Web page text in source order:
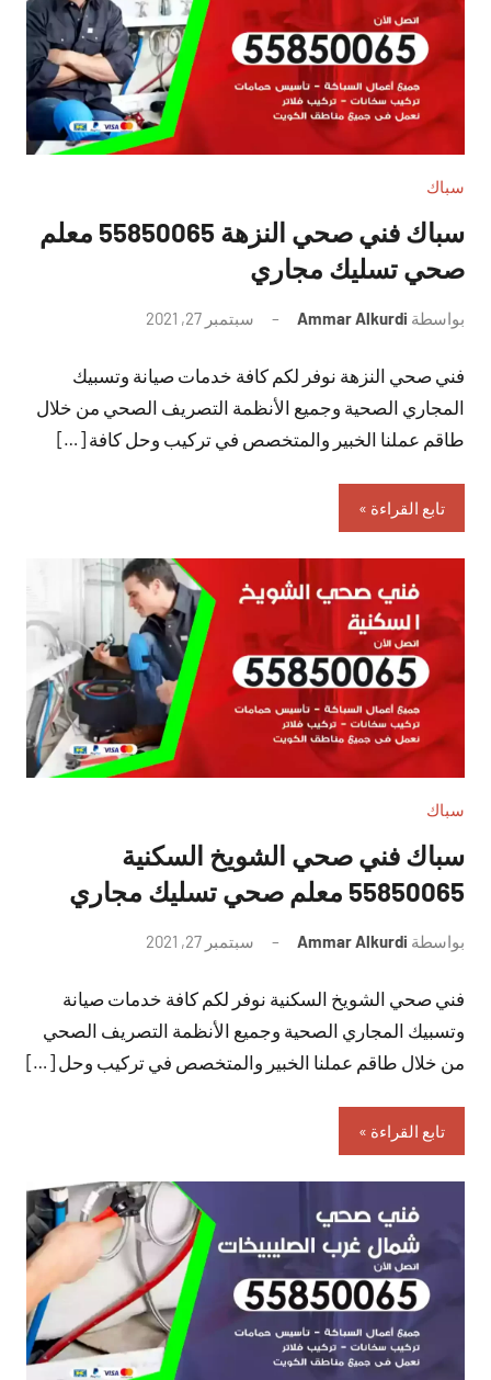
سباك
سباك فني صحي النزهة 55850065 معلم
صحي تسليك مجاري
بواسطة Ammar Alkurdi سبتمبر 27, 2021
تعليقات
فني صحي النزهة نوفر لكم كافة خدمات صيانة وتسبيك
المجاري الصحية وجميع الأنظمة التصريف الصحي من خلال
طاقم عملنا الخبير والمتخصص في تركيب وحل كافة […]
تابع القراءة
سباك
سباك فني صحي الشويخ السكنية
55850065 معلم صحي تسليك مجاري
بواسطة Ammar Alkurdi سبتمبر 27, 2021
تعليقات
فني صحي الشويخ السكنية نوفر لكم كافة خدمات صيانة
وتسبيك المجاري الصحية وجميع الأنظمة التصريف الصحي
من خلال طاقم عملنا الخبير والمتخصص في تركيب وحل […]
تابع القراءة